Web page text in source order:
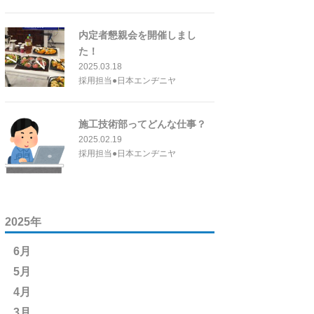
内定者懇親会を開催しまし
た！
2025.03.18
採用担当●日本エンヂニヤ
施工技術部ってどんな仕事？
2025.02.19
採用担当●日本エンヂニヤ
2025年
6月
5月
4月